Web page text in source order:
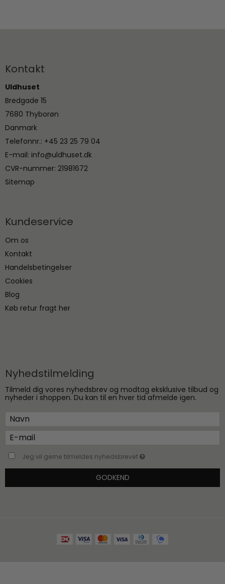
Kontakt
Uldhuset
Bredgade 15
7680 Thyborøn
Danmark
Telefonnr.: +45 23 25 79 04
E-mail: info@uldhuset.dk
CVR-nummer: 21981672
Sitemap
Kundeservice
Om os
Kontakt
Handelsbetingelser
Cookies
Blog
Køb retur fragt her
Nyhedstilmelding
Tilmeld dig vores nyhedsbrev og modtag eksklusive tilbud og
nyheder i shoppen. Du kan til en hver tid afmelde igen.
Jeg vil gerne tilmeldes nyhedsbrevet
GODKEND